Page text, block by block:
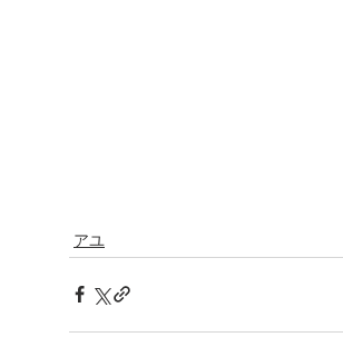
アユ